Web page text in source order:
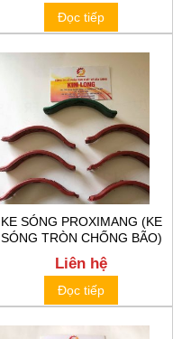
Đọc tiếp
KE SÓNG PROXIMANG (KE
SÓNG TRÒN CHỐNG BÃO)
Liên hệ
Đọc tiếp